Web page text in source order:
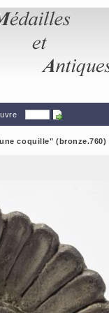
coquille" (bronze.760)